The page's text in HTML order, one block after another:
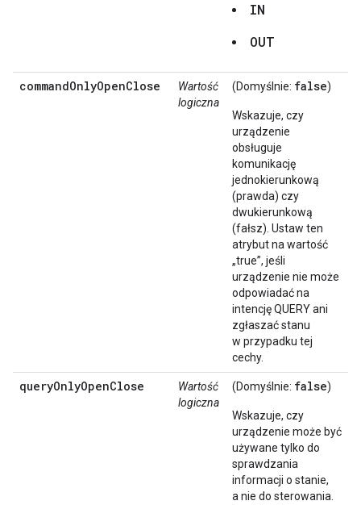
IN
OUT
commandOnlyOpenClose
Wartość
logiczna
(Domyślnie: false)
Wskazuje, czy
urządzenie
obsługuje
komunikację
jednokierunkową
(prawda) czy
dwukierunkową
(fałsz). Ustaw ten
atrybut na wartość
„true”, jeśli
urządzenie nie może
odpowiadać na
intencję QUERY ani
zgłaszać stanu
w przypadku tej
cechy.
queryOnlyOpenClose
Wartość
logiczna
(Domyślnie: false)
Wskazuje, czy
urządzenie może być
używane tylko do
sprawdzania
informacji o stanie,
a nie do sterowania.